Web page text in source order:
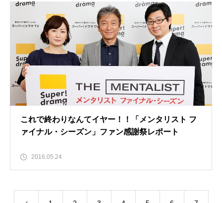
これで終わりなんてイヤー！！「メンタリスト フ
ァイナル・シーズン」ファン感謝祭レポート
2016.05.24